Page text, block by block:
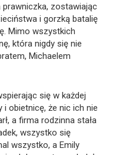
prawniczka, zostawiając
i gorzką batalię
Mimo wszystkich
która nigdy się nie
Michaelem
się w każdej
obietnicę, że nic ich nie
a firma rodzinna stała
wszystko się
wszystko, a Emily